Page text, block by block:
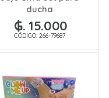
ducha
₲. 15.000
CÓDIGO: 266-79687